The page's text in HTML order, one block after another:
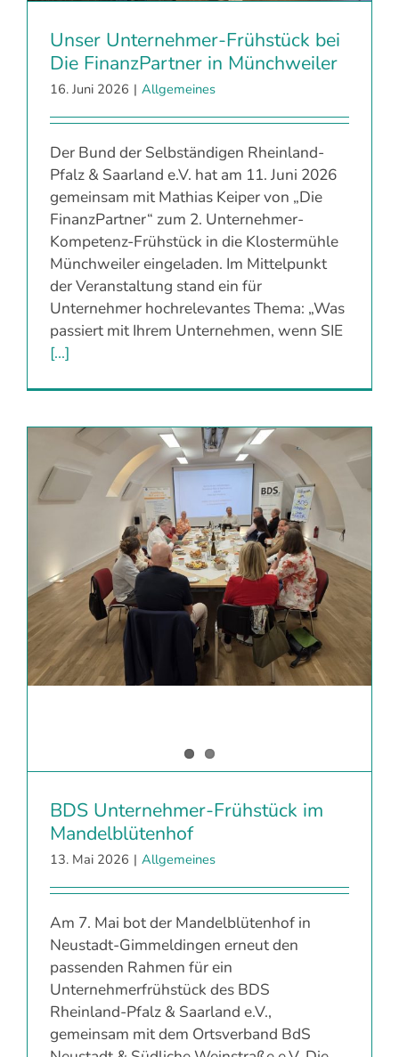
Unser Unternehmer-Frühstück bei
Die FinanzPartner in Münchweiler
16. Juni 2026 | Allgemeines
Der Bund der Selbständigen Rheinland-
Pfalz & Saarland e.V. hat am 11. Juni 2026
gemeinsam mit Mathias Keiper von „Die
FinanzPartner“ zum 2. Unternehmer-
Kompetenz-Frühstück in die Klostermühle
Münchweiler eingeladen. Im Mittelpunkt
der Veranstaltung stand ein für
Unternehmer hochrelevantes Thema: „Was
passiert mit Ihrem Unternehmen, wenn SIE
[...]
BDS Unternehmer-Frühstück im
Mandelblütenhof
13. Mai 2026 | Allgemeines
Am 7. Mai bot der Mandelblütenhof in
Neustadt-Gimmeldingen erneut den
passenden Rahmen für ein
Unternehmerfrühstück des BDS
Rheinland-Pfalz & Saarland e.V.,
gemeinsam mit dem Ortsverband BdS